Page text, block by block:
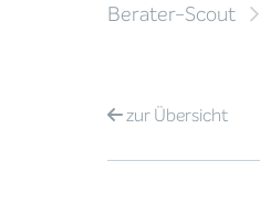
Berater-Scout
zurÜbersicht